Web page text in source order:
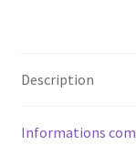
Description
Informations